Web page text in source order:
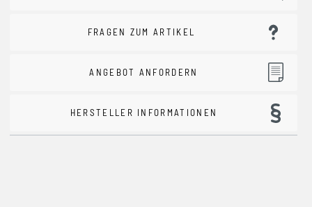
FRAGEN ZUM ARTIKEL
ANGEBOT ANFORDERN
HERSTELLER INFORMATIONEN